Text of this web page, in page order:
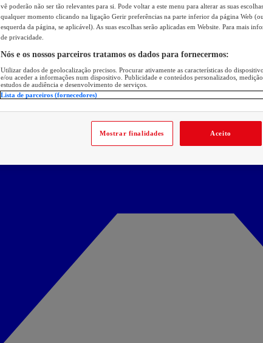
vê poderão não ser tão relevantes para si. Pode voltar a este menu para alterar as suas
qualquer momento clicando na ligação Gerir preferências na parte inferior da página Web
esquerda da página, se aplicável). As suas escolhas serão aplicadas em Website. Para mais
de privacidade.
Nós e os nossos parceiros tratamos os dados para fornecermos:
Utilizar dados de geolocalização precisos. Procurar ativamente as características do
e/ou aceder a informações num dispositivo. Publicidade e conteúdos personalizados,
estudos de audiência e desenvolvimento de serviços.
Lista de parceiros (fornecedores)
Mostrar finalidades Aceito